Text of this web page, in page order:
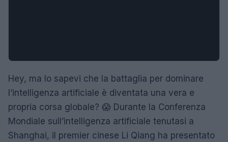
Hey, ma lo sapevi che la battaglia per dominare
l’intelligenza artificiale è diventata una vera e
propria corsa globale? 😱 Durante la Conferenza
Mondiale sull’intelligenza artificiale tenutasi a
Shanghai, il premier cinese Li Qiang ha presentato